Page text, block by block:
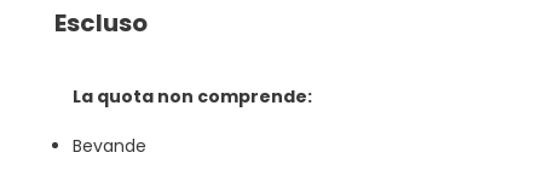
Escluso
La quota non comprende:
Bevande